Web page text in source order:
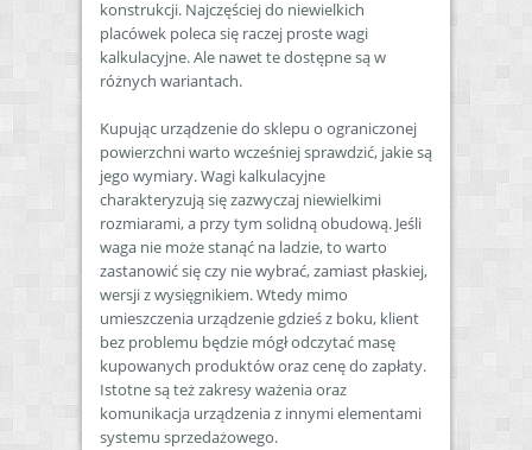
konstrukcji. Najczęściej do niewielkich
placówek poleca się raczej proste wagi
kalkulacyjne. Ale nawet te dostępne są w
różnych wariantach.
Kupując urządzenie do sklepu o ograniczonej
powierzchni warto wcześniej sprawdzić, jakie są
jego wymiary. Wagi kalkulacyjne
charakteryzują się zazwyczaj niewielkimi
rozmiarami, a przy tym solidną obudową. Jeśli
waga nie może stanąć na ladzie, to warto
zastanowić się czy nie wybrać, zamiast płaskiej,
wersji z wysięgnikiem. Wtedy mimo
umieszczenia urządzenie gdzieś z boku, klient
bez problemu będzie mógł odczytać masę
kupowanych produktów oraz cenę do zapłaty.
Istotne są też zakresy ważenia oraz
komunikacja urządzenia z innymi elementami
systemu sprzedażowego.